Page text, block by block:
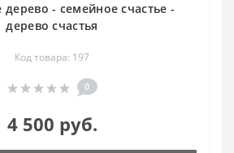
- семейное счастье -
дерево счастья
Код товара: 197
0
4 500 руб.